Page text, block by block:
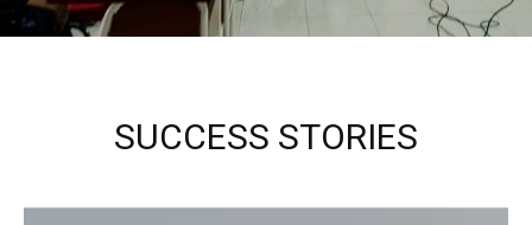
SUCCESS STORIES